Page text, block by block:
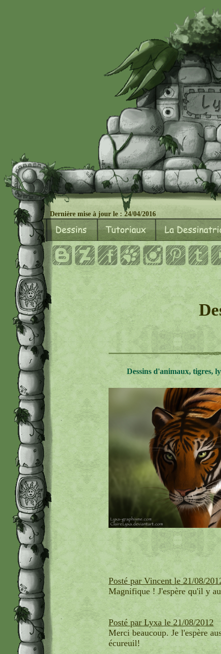
Dernière mise à
Dessins d'animaux, tigres,
Posté par Vincent le 21/08/
Magnifique ! J'espère qu'il y
Posté par Lyxa le 21/08/2012
Merci beaucoup. Je l'espère
écureuil!